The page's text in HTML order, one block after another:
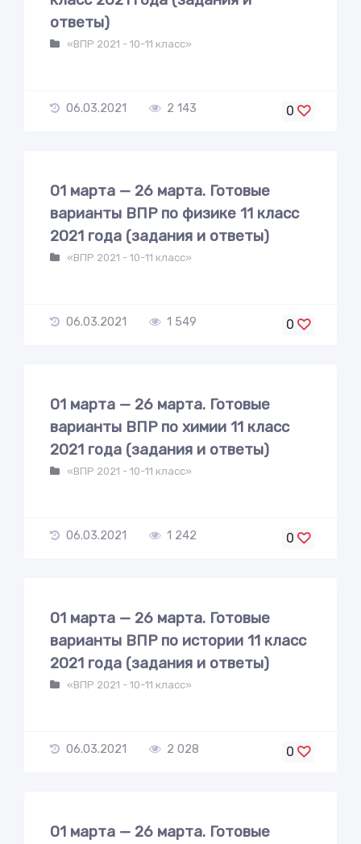
ответы)
«ВПР 2021 - 10-11 класс»
06.03.2021 2 143 0
01 марта — 26 марта. Готовые
варианты ВПР по физике 11 класс
2021 года (задания и ответы)
«ВПР 2021 - 10-11 класс»
06.03.2021 1 549 0
01 марта — 26 марта. Готовые
варианты ВПР по химии 11 класс
2021 года (задания и ответы)
«ВПР 2021 - 10-11 класс»
06.03.2021 1 242 0
01 марта — 26 марта. Готовые
варианты ВПР по истории 11 класс
2021 года (задания и ответы)
«ВПР 2021 - 10-11 класс»
06.03.2021 2 028 0
01 марта — 26 марта. Готовые